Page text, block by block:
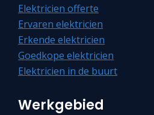
Elektricien offerte
Ervaren elektricien
Erkende elektricien
Goedkope elektricien
Elektricien in de buurt
Werkgebied